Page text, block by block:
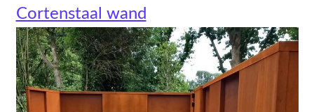
Cortenstaal wand